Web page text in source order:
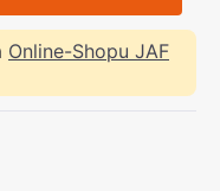
Online-Shopu JAF